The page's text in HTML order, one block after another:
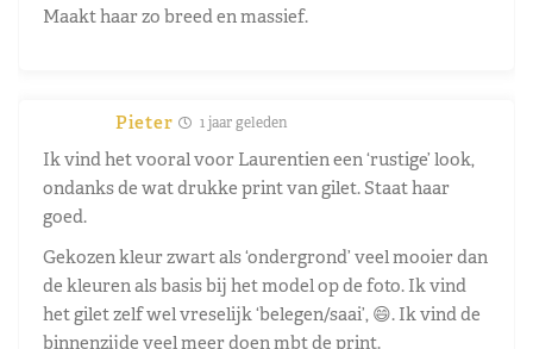
Maakt haar zo breed en massief.
Pieter 1 jaar geleden
Ik vind het vooral voor Laurentien een ‘rustige’ look,
ondanks de wat drukke print van gilet. Staat haar
goed.
Gekozen kleur zwart als ‘ondergrond’ veel mooier dan
de kleuren als basis bij het model op de foto. Ik vind
het gilet zelf wel vreselijk ‘belegen/saai’, 😄. Ik vind de
binnenzijde veel meer doen mbt de print.